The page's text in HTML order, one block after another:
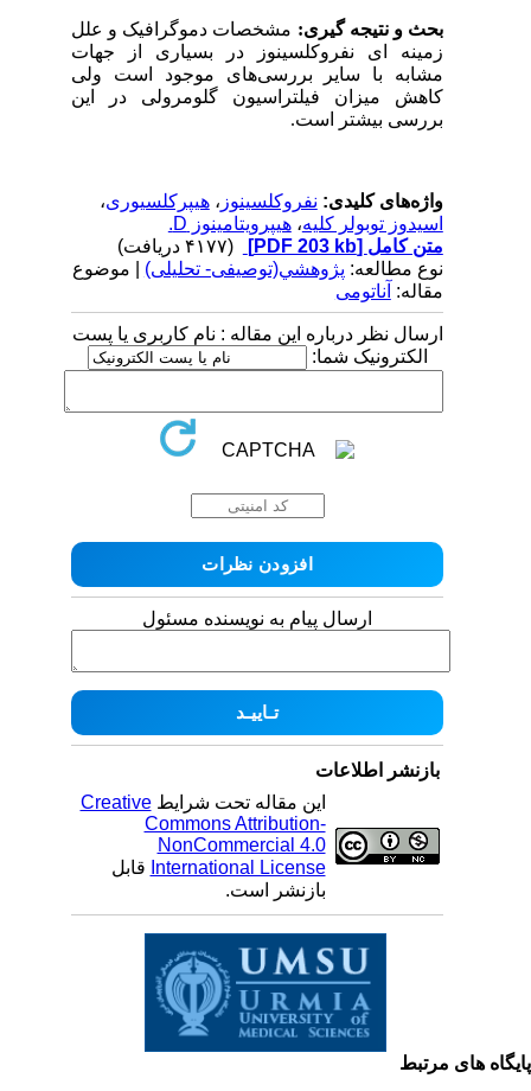
بحث و نتیجه گیری:مشخصات دموگرافیک و علل
زمینه ای نفروکلسینوز در بسیاری از جهات
مشابه با سایر بررسی‌های موجود است ولی
کاهش میزان فیلتراسیون گلومرولی در این
بررسی بیشتر است.
واژه‌های کلیدی:نفروکلسینوز، هیپرکلسیوری،
اسیدوز توبولر کلیه،هیپرویتامینوز D.
متن کامل[PDF 203 kb]
نوع مطالعه:پژوهشي(توصیفی- تحلیلی) | موضوع
مقاله:آناتومی
ارسال نظر درباره این مقاله : نام کاربری یا پست
الکترونیک شما:
ارسال پیام به نویسنده مسئول
بازنشر اطلاعات
این مقاله تحت شرایطCreative
Commons Attribution-
NonCommercial 4.0
International Licenseقابل
بازنشر است.
های مرتبط